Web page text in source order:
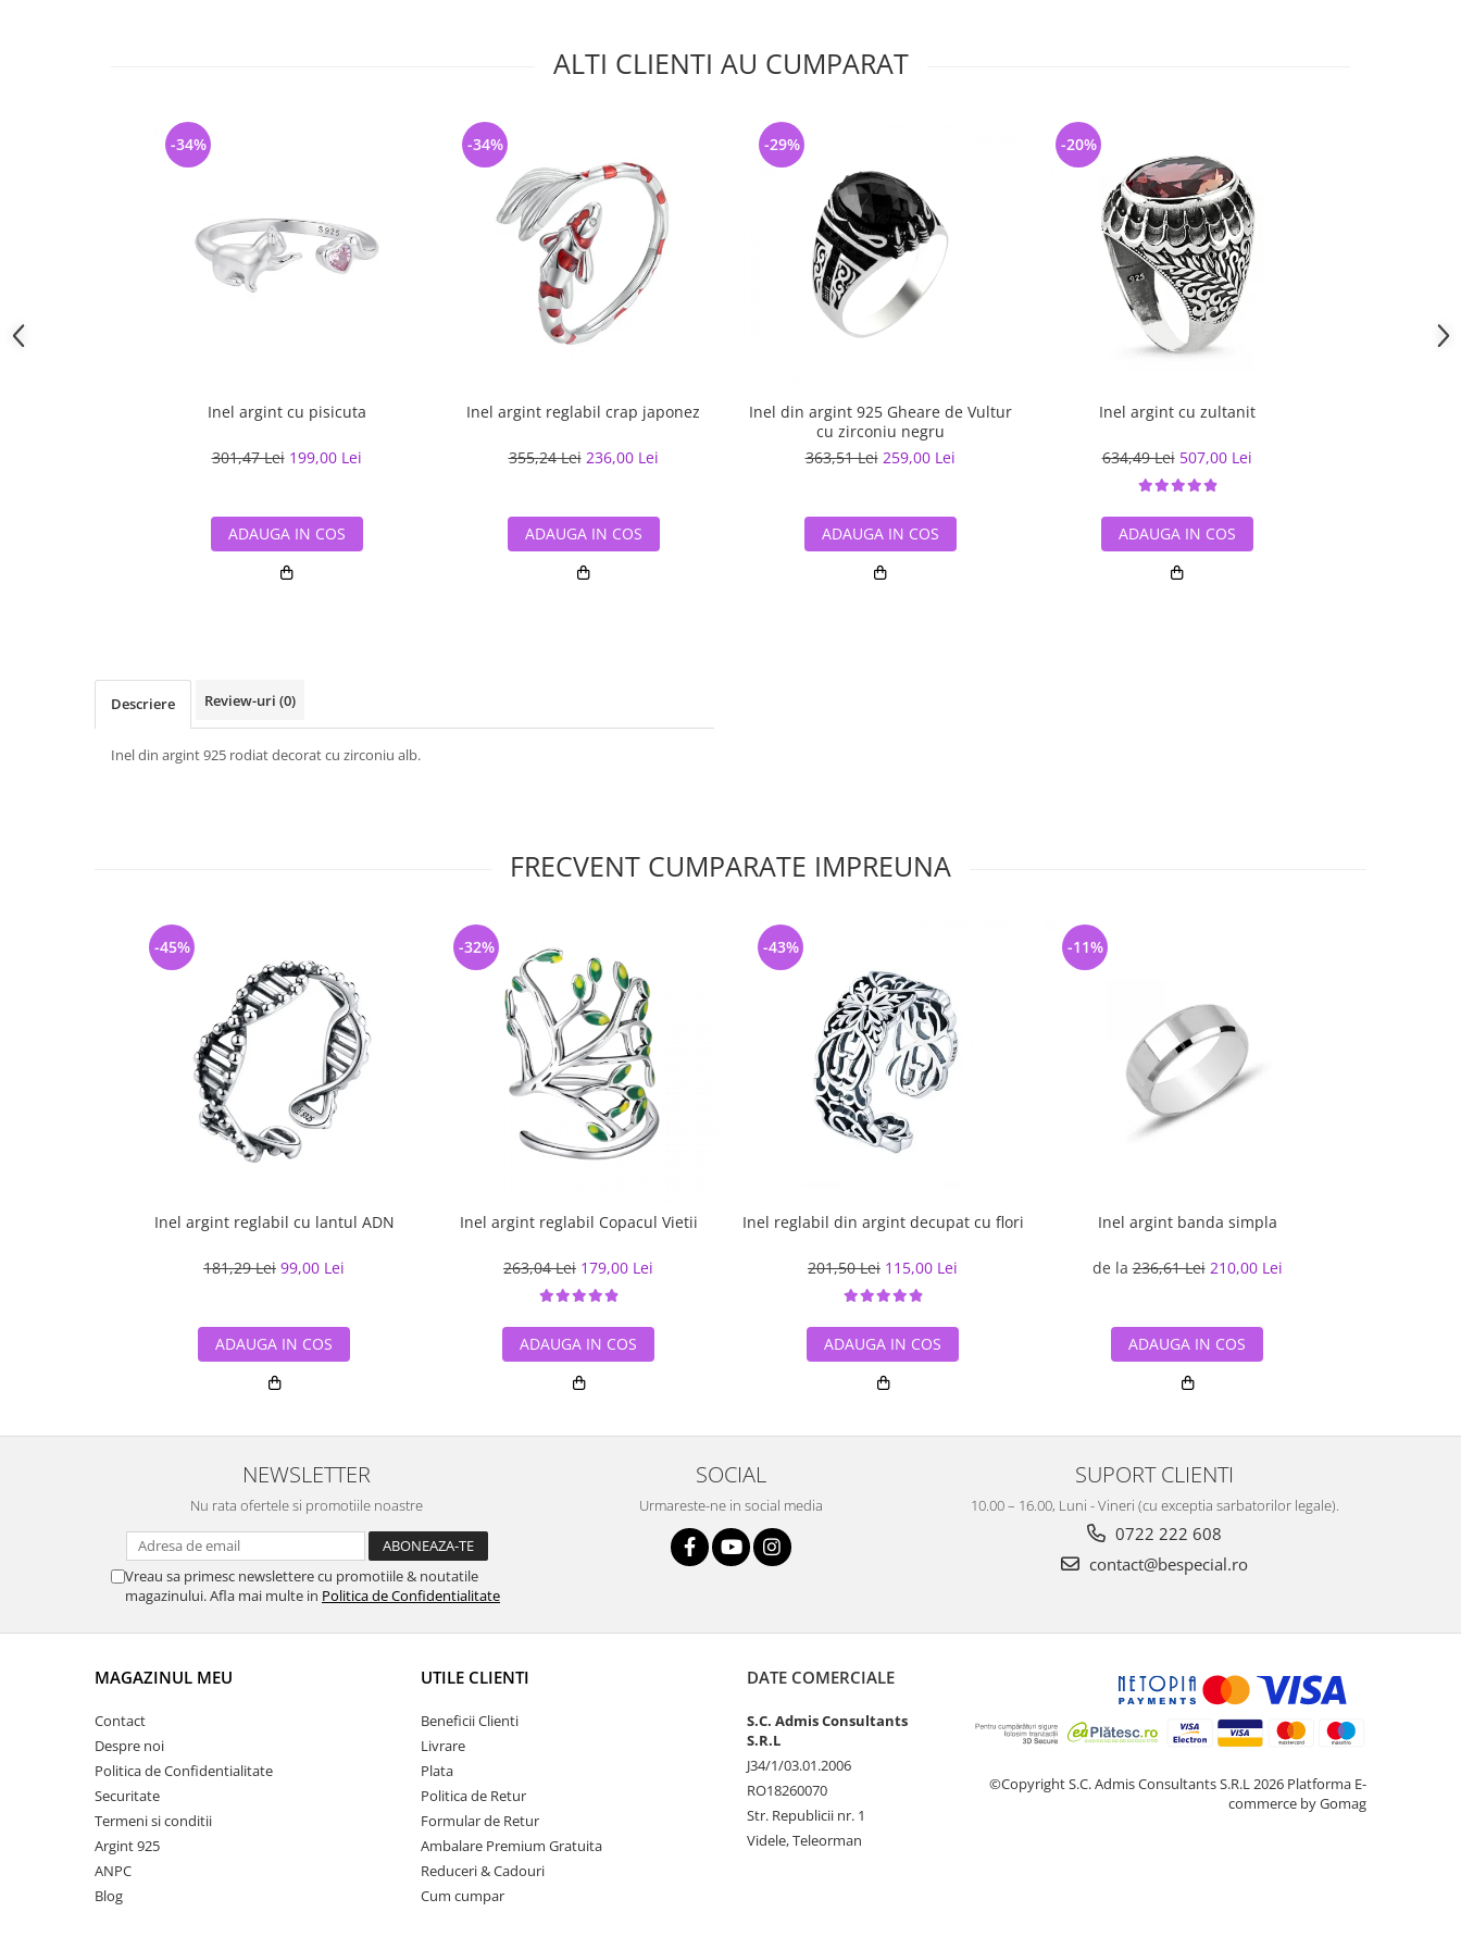
ALTI CLIENTI AU CUMPARAT
Inel argint cu pisicuta
301,47 Lei 199,00 Lei
-34%
ADAUGA IN COS
Inel argint reglabil crap japonez
355,24 Lei 236,00 Lei
-34%
ADAUGA IN COS
Inel din argint 925 Gheare de Vultur
cu zirconiu negru
363,51 Lei 259,00 Lei
-29%
ADAUGA IN COS
Inel argint cu zultanit
634,49 Lei 507,00 Lei
-20%
ADAUGA IN COS
Descriere Review-uri (0)
Inel din argint 925 rodiat decorat cu zirconiu alb.
FRECVENT CUMPARATE IMPREUNA
Inel argint reglabil cu lantul ADN
181,29 Lei 99,00 Lei
-45%
ADAUGA IN COS
Inel argint reglabil Copacul Vietii
263,04 Lei 179,00 Lei
-32%
ADAUGA IN COS
Inel reglabil din argint decupat cu flori
201,50 Lei 115,00 Lei
-43%
ADAUGA IN COS
Inel argint banda simpla
de la236,61 Lei 210,00 Lei
-11%
ADAUGA IN COS
NEWSLETTER
Nu rata ofertele si promotiile noastre
Vreau sa primesc newslettere cu promotiile & noutatile
magazinului. Afla mai multe in Politica de Confidentialitate
SOCIAL
Urmareste-ne in social media
SUPORT CLIENTI
10.00 – 16.00, Luni - Vineri (cu exceptia sarbatorilor legale).
0722 222 608
contact@bespecial.ro
MAGAZINUL MEU
Contact
Despre noi
Politica de Confidentialitate
Securitate
Termeni si conditii
Argint 925
ANPC
Blog
UTILE CLIENTI
Beneficii Clienti
Livrare
Plata
Politica de Retur
Formular de Retur
Ambalare Premium Gratuita
Reduceri & Cadouri
Cum cumpar
DATE COMERCIALE
S.C. Admis Consultants
S.R.L
J34/1/03.01.2006
RO18260070
Str. Republicii nr. 1
Videle, Teleorman
©Copyright S.C. Admis Consultants S.R.L 2026 Platforma E-
commerce by Gomag